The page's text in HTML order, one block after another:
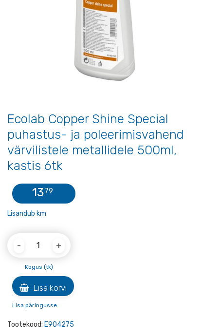
Ecolab Copper Shine Special
puhastus- ja poleerimisvahend
värvilistele metallidele 500ml,
kastis 6tk
1379
Lisandub km
Quantity
Kogus (tk)
Lisa korvi
Lisa päringusse
Tootekood: E904275